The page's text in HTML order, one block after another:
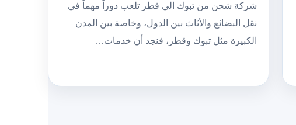
شركة شحن من تبوك الي قطر تلعب دوراً مهماً في
نقل البضائع والأثاث بين الدول، وخاصة بين المدن
الكبيرة مثل تبوك وقطر، فنجد أن خدمات…